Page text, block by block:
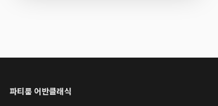
파티룸 어반클래식